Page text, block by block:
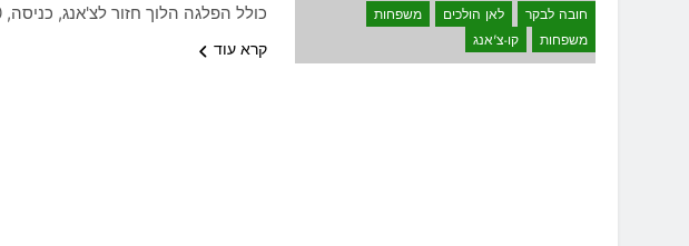
חובה לבקר לאן הולכים
משפחות
משפחות
קו-צ'אנג
כולל הפלגה הלוך חזור לצ'אנג, כניסה, 1500 בהט לאדם, בקבוצה של 4 אנשים.
קרא עוד